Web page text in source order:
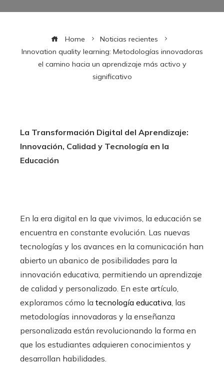
Home
Noticias recientes
Innovation quality learning: Metodologías innovadoras
el camino hacia un aprendizaje más activo y
significativo
La Transformación Digital del Aprendizaje:
Innovación, Calidad y Tecnología en la
Educación
En la era digital en la que vivimos, la educación se
encuentra en constante evolución. Las nuevas
tecnologías y los avances en la comunicación han
abierto un abanico de posibilidades para la
innovación educativa, permitiendo un aprendizaje
de calidad y personalizado. En este artículo,
exploramos cómo la tecnología educativa , las
metodologías innovadoras y la enseñanza
personalizada están revolucionando la forma en
que los estudiantes adquieren conocimientos y
desarrollan habilidades.